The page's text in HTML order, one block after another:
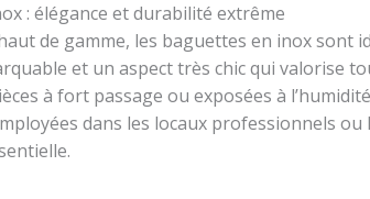
: élégance et durabilité extrême
de gamme, les baguettes en inox sont
et un aspect très chic qui valorise
à fort passage ou exposées à
dans les locaux professionnels ou